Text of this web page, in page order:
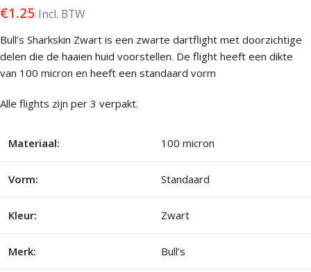
€1.25 Incl. BTW
Bull’s Sharkskin Zwart is een zwarte dartflight met doorzichtige
delen die de haaien huid voorstellen. De flight heeft een dikte
van 100 micron en heeft een standaard vorm
Alle flights zijn per 3 verpakt.
Materiaal: 100 micron
Vorm: Standaard
Kleur: Zwart
Merk: Bull’s